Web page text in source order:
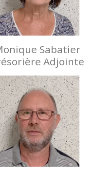
Sabatier
Adjointe